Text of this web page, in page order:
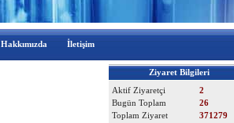
Hakkımızda İletişim
Ziyaret Bilgileri
Aktif Ziyaretçi
2
Bugün Toplam
26
Toplam Ziyaret
371279